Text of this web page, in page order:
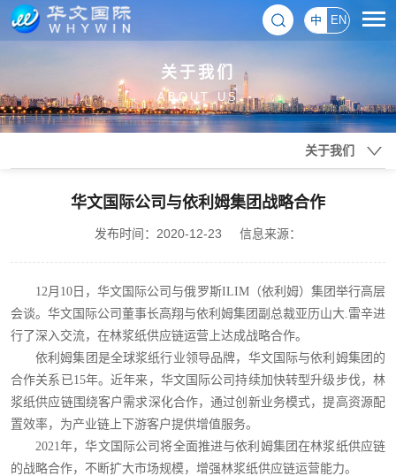
中 EN
关于我们
ABOUT US
关于我们
华文国际公司与依利姆集团战略合作
发布时间：2020-12-23 信息来源：
12月10日，华文国际公司与俄罗斯ILIM（依利姆）集团举行高层
会谈。华文国际公司董事长高翔与依利姆集团副总裁亚历山大.雷辛进
行了深入交流，在林浆纸供应链运营上达成战略合作。
依利姆集团是全球浆纸行业领导品牌，华文国际与依利姆集团的
合作关系已15年。近年来，华文国际公司持续加快转型升级步伐，林
浆纸供应链围绕客户需求深化合作，通过创新业务模式，提高资源配
置效率，为产业链上下游客户提供增值服务。
2021年，华文国际公司将全面推进与依利姆集团在林浆纸供应链
的战略合作，不断扩大市场规模，增强林浆纸供应链运营能力。